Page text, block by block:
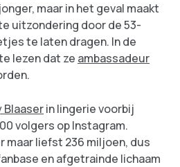
maar in het geval maakt
uitzondering door de 53-
te laten dragen. In de
lezen dat ze ambassadeur
Blaaserin lingerie voorbij
volgers op Instagram.
maar liefst 236 miljoen, dus
en afgetrainde lichaam